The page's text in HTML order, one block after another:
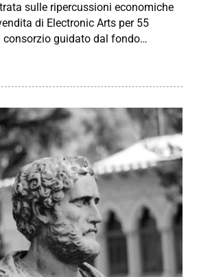
sulle ripercussioni economiche
di Electronic Arts per 55
guidato dal fondo…